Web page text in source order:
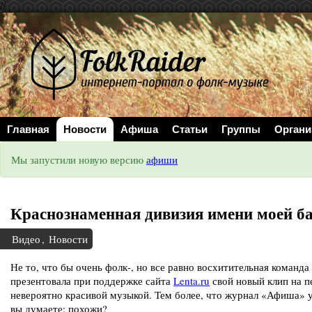
//
Главная Новости Афиша Статьи Группы
Мы запустили новую версию афиши
Краснознаменная дивизия имени моей
Видео , Новости
Не то, что бы очень фолк-, но все равно восхитительная
презентовала при поддержке сайта Lenta.ru свой новый клип на
невероятно красивой музыкой. Тем более, что журнал
вы думаете: похожи?